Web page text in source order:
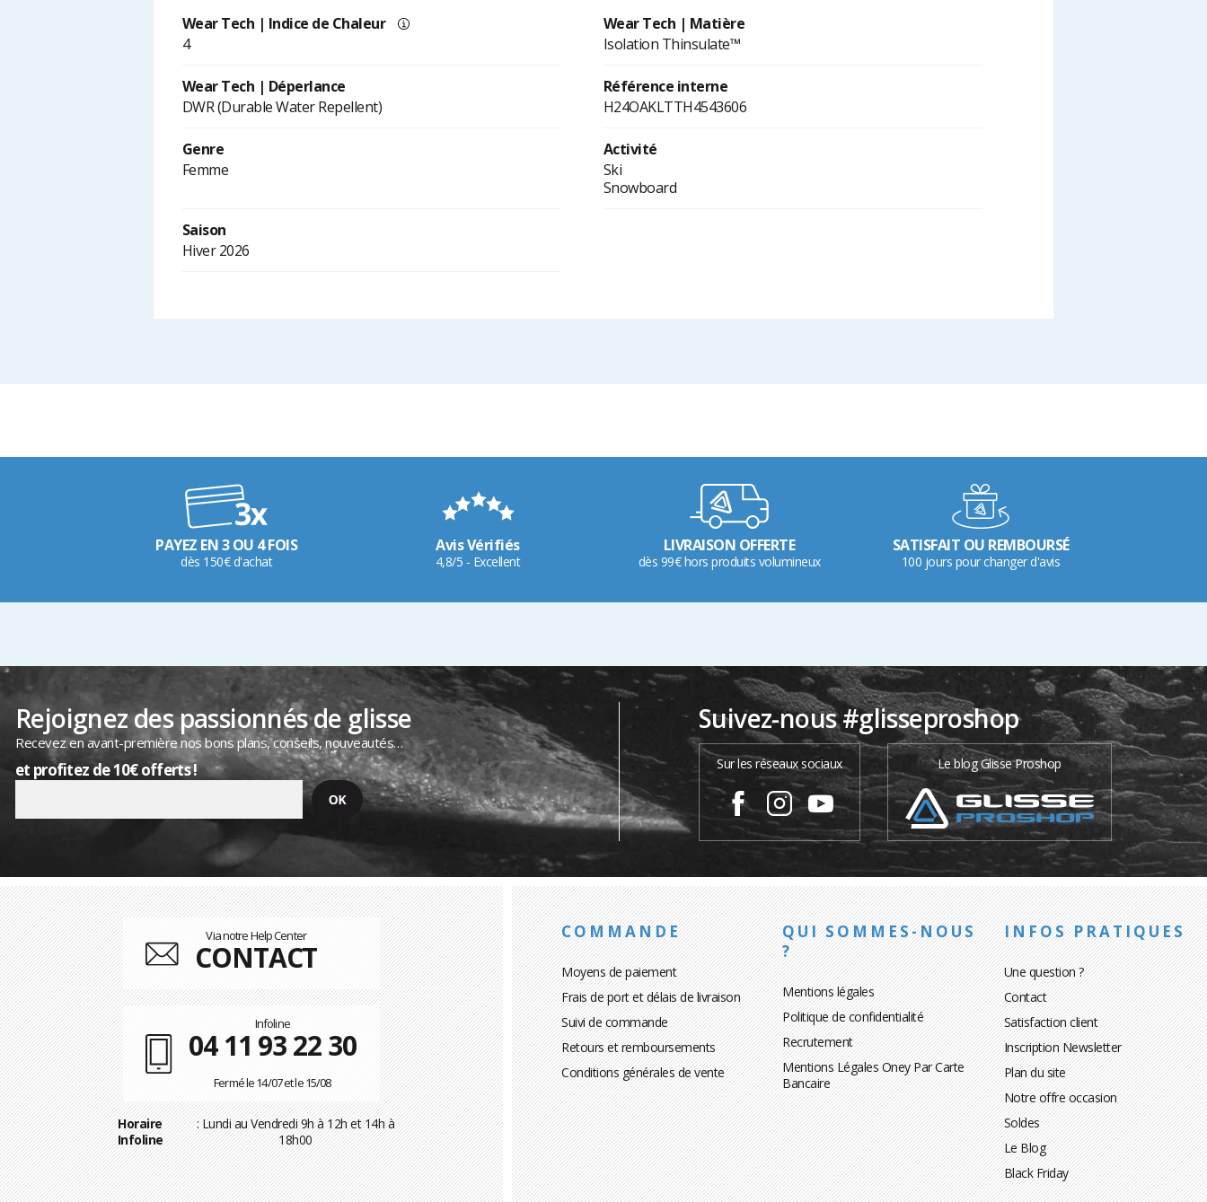
Wear Tech | Indice de Chaleur
4
Wear Tech | Matière
Isolation Thinsulate™
Wear Tech | Déperlance
DWR (Durable Water Repellent)
Référence interne
H24OAKLTTH4543606
Genre
Femme
Activité
Ski
Snowboard
Saison
Hiver 2026
PAYEZ EN 3 OU 4 FOIS
dès 150€ d'achat
Avis Vérifiés
4,8/5 - Excellent
LIVRAISON OFFERTE
dès 99€ hors produits volumineux
SATISFAIT OU REMBOURSÉ
100 jours pour changer d'avis
Rejoignez des passionnés de glisse
Recevez en avant-première nos bons plans, conseils, nouveautés…
et profitez de 10€ offerts !
Suivez-nous #glisseproshop
Sur les réseaux sociaux Le blog Glisse Proshop
Via notre Help Center
CONTACT
Infoline
04 11 93 22 30
Fermé le 14/07 et le 15/08
Horaire
Infoline
: Lundi au Vendredi 9h à 12h et 14h à
18h00
COMMANDE
Moyens de paiement
Frais de port et délais de livraison
Suivi de commande
Retours et remboursements
Conditions générales de vente
QUI SOMMES-NOUS
?
Mentions légales
Politique de confidentialité
Recrutement
Mentions Légales Oney Par Carte
Bancaire
INFOS PRATIQUES
Une question ?
Contact
Satisfaction client
Inscription Newsletter
Plan du site
Notre offre occasion
Soldes
Le Blog
Black Friday